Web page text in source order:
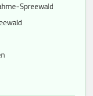
Spreewald